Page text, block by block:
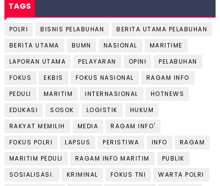
TAGS
POLRI BISNIS PELABUHAN
BERITA UTAMA PELABUHAN
BERITA UTAMA
BUMN NASIONAL
MARITIME
LAPORAN UTAMA
PELAYARAN OPINI
PELABUHAN
FOKUS
EKBIS FOKUS NASIONAL
RAGAM INFO
PEDULI
MARITIM INTERNASIONAL
HOTNEWS
EDUKASI
SOSOK LOGISTIK
HUKUM
RAKYAT MEMILIH
MEDIA
RAGAM INFO'
FOKUS POLRI
LAPSUS PERISTIWA INFO
RAGAM
MARITIM PEDULI
RAGAM INFO MARITIM
PUBLIK
SOSIALISASI.
KRIMINAL FOKUS TNI
WARTA POLRI